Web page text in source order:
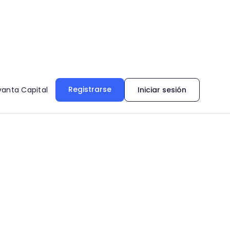
Capital Registrarse Iniciar sesión